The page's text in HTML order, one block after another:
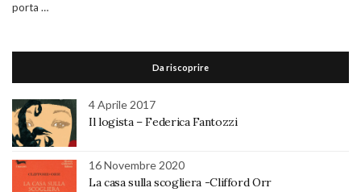
porta …
Da riscoprire
4 Aprile 2017
Il logista – Federica Fantozzi
16 Novembre 2020
La casa sulla scogliera -Clifford Orr